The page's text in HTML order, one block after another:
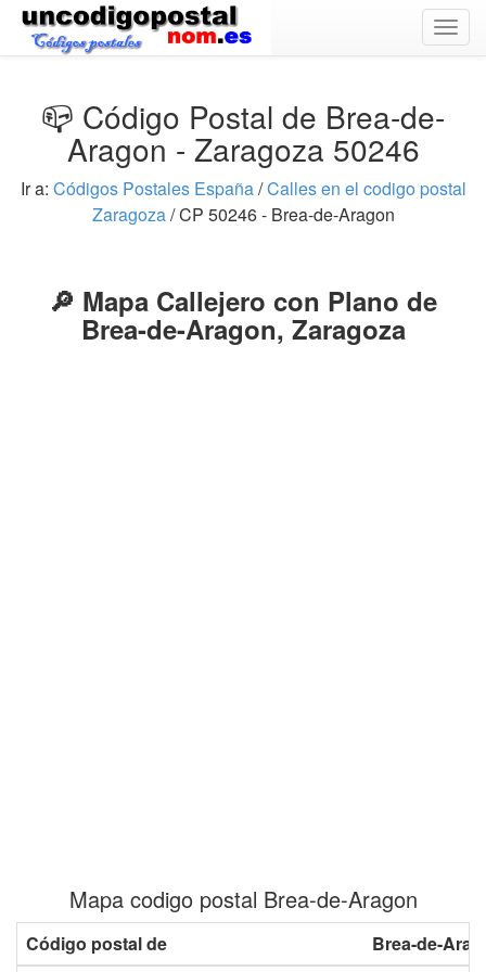
📪 Código Postal de Brea-de-
Aragon - Zaragoza 50246
Ir a: Códigos Postales España/Calles en el codigo postal
Zaragoza/ CP 50246 - Brea-de-Aragon
🔎 Mapa Callejero con Plano de
Brea-de-Aragon, Zaragoza
Mapa codigo postal Brea-de-Aragon
Código postal de
Brea-de-